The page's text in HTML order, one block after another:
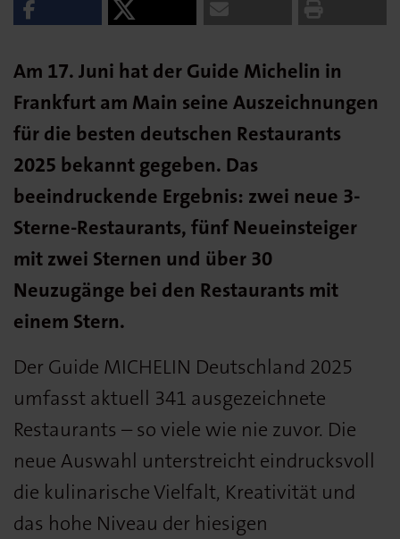
Am 17. Juni hat der Guide Michelin in
Frankfurt am Main seine Auszeichnungen
für die besten deutschen Restaurants
2025 bekannt gegeben. Das
beeindruckende Ergebnis: zwei neue 3-
Sterne-Restaurants, fünf Neueinsteiger
mit zwei Sternen und über 30
Neuzugänge bei den Restaurants mit
einem Stern.
Der Guide MICHELIN Deutschland 2025
umfasst aktuell 341 ausgezeichnete
Restaurants – so viele wie nie zuvor. Die
neue Auswahl unterstreicht eindrucksvoll
die kulinarische Vielfalt, Kreativität und
das hohe Niveau der hiesigen